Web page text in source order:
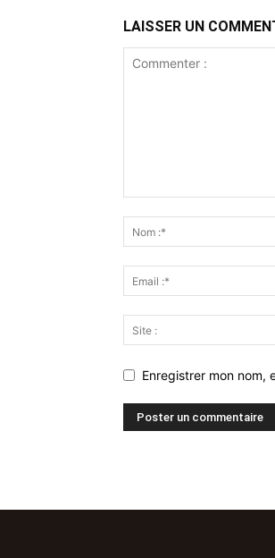
LAISSER UN
Enregistrer mon nom,